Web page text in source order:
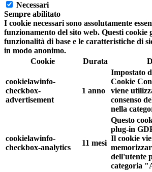
Necessari
Sempre abilitato
I cookie necessari sono assolutamente
funzionamento del sito web. Questi cookie
funzionalità di base e le caratteristiche di
in modo anonimo.
Cookie
Durata
cookielawinfo-
checkbox-
advertisement
1 anno
Impostato
Cookie
viene
consenso
nella
cookielawinfo-
checkbox-analytics
11 mesi
Questo
plug-in
Il cookie
dell'utente
categoria